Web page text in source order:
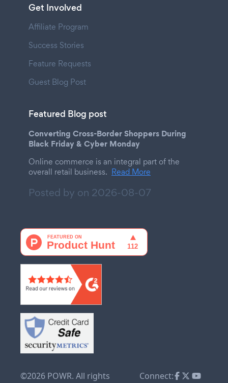
Get Involved
Affiliate Program
Success Stories
Feature Requests
Guest Blog Post
Featured Blog post
Converting Cross-Border Shoppers During
Black Friday & Cyber Monday
Online commerce is an integral part of the
overall retail business. Read More
Posted by on 2026-08-07
©2026 POWR. All rights
Connect: